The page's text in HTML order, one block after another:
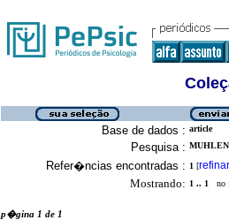
Base de dados : article
Pesquisa :
Refer�ncias encontradas : 1 [refinar
Mostrando: 1 .. 1 no
p�gina 1 de 1